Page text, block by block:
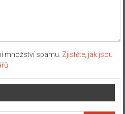
množství spamu. Zjistěte, jak jsou